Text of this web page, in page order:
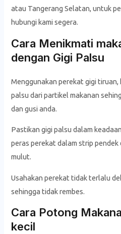
atau Tangerang Selatan, untuk
hubungi kami segera.
Cara Menikmati
dengan Gigi Palsu
Menggunakan perekat gigi tiruan,
palsu dari partikel makanan
dan gusi anda.
Pastikan gigi palsu dalam
peras perekat dalam strip pendek
mulut.
Usahakan perekat tidak terlalu
sehingga tidak rembes.
Cara Potong
kecil